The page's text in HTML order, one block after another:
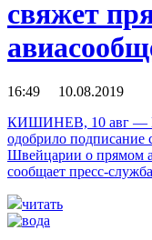
свяжет
16:49 10.08.2019
КИШИНЕВ, 10 авг —
одобрило подписание
Швейцарии о прямом
сообщает пресс-
читать